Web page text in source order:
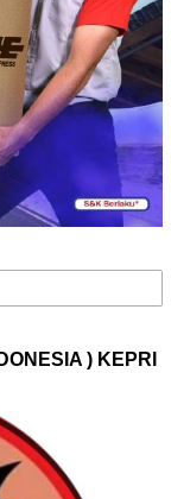
) KEPRI